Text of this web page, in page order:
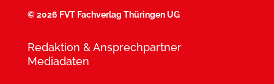
©2026 FVT Fachverlag Thüringen UG
Redaktion & Ansprechpartner
Mediadaten